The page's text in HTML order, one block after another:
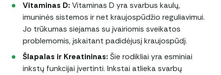
Vitaminas D: Vitaminas D yra svarbus kaulų,
imuninės sistemos ir net kraujospūdžio reguliavimui.
Jo trūkumas siejamas su įvairiomis sveikatos
problemomis, įskaitant padidėjusį kraujospūdį.
Šlapalas ir Kreatininas: Šie rodikliai yra esminiai
inkstų funkcijai įvertinti. Inkstai atlieka svarbų